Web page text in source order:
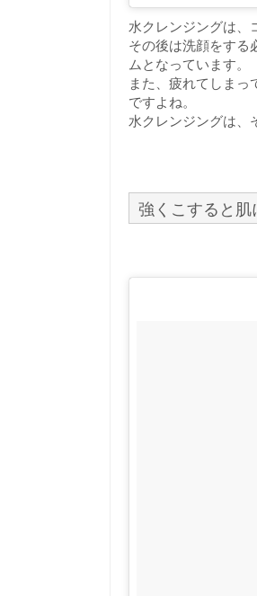
水クレンジングは、
その後は洗顔をする
ムとなっています。
また、疲れてしま
ですよね。
水クレンジングは、
強くこすると